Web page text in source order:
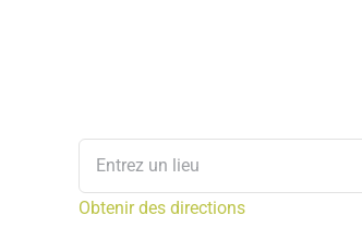
Obtenir des directions